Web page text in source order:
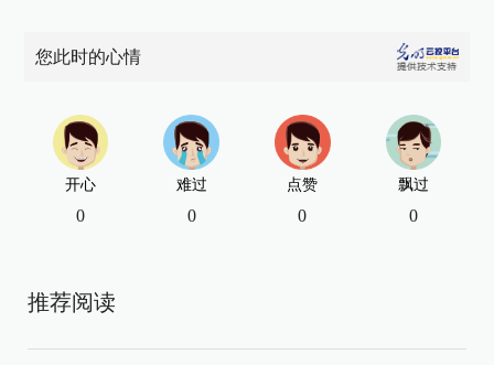
您此时的心情
开心
0
难过
0
点赞
0
飘过
0
推荐阅读